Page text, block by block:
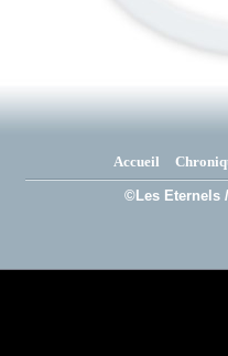
Accueil
©Les Eternels